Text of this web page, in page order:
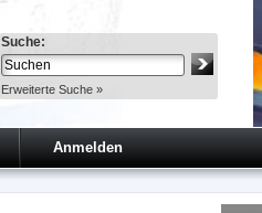
Suche:
Erweiterte Suche »
Anmelden